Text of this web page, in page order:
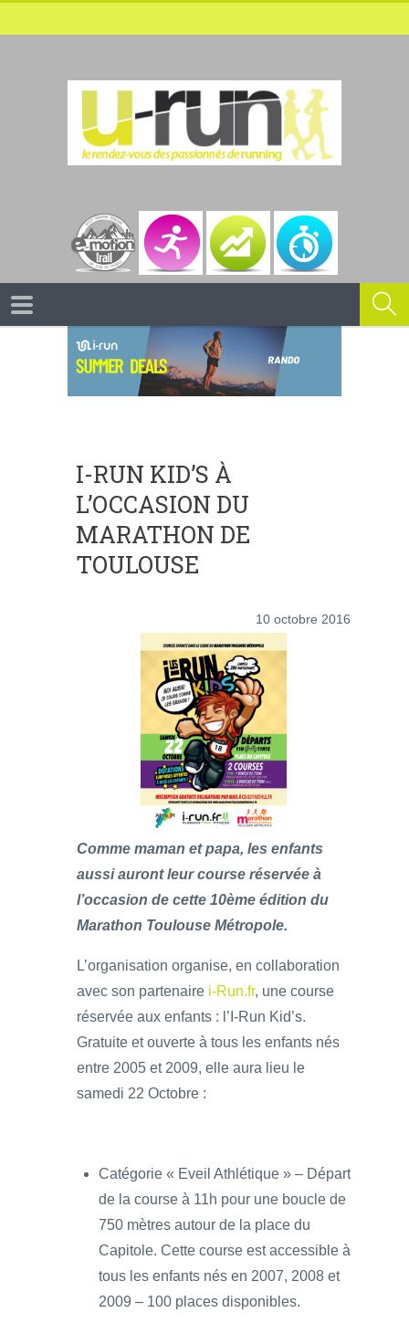
I-RUN KID’S À
L’OCCASION DU
MARATHON DE
TOULOUSE
10 octobre 2016
Comme maman et papa, les enfants
aussi auront leur course réservée à
l’occasion de cette 10ème édition du
Marathon Toulouse Métropole.
L’organisation organise, en collaboration
avec son partenaire i-Run.fr, une course
réservée aux enfants : l’I-Run Kid’s.
Gratuite et ouverte à tous les enfants nés
entre 2005 et 2009, elle aura lieu le
samedi 22 Octobre :
Catégorie « Eveil Athlétique » – Départ
de la course à 11h pour une boucle de
750 mètres autour de la place du
Capitole. Cette course est accessible à
tous les enfants nés en 2007, 2008 et
2009 – 100 places disponibles.